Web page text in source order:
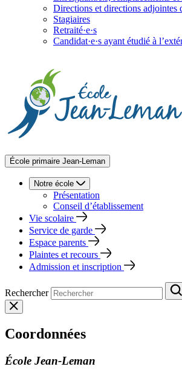
Directions et directions adjointes
Stagiaires
Retraité·e·s
Candidat·e·s ayant étudié à
École primaire Jean-Leman
Notre école
Présentation
Conseil d’établissement
Vie scolaire
Service de garde
Espace parents
Plaintes et recours
Admission et inscription
Rechercher
Coordonnées
École Jean-Leman